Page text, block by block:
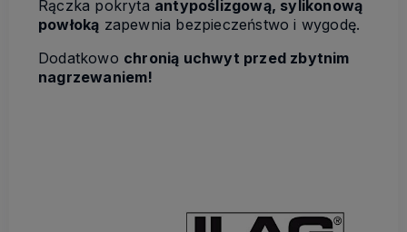
Rączka pokryta antypoślizgową, sylikonową
powłoką zapewnia bezpieczeństwo i wygodę.
Dodatkowo chronią uchwyt przed zbytnim
nagrzewaniem!